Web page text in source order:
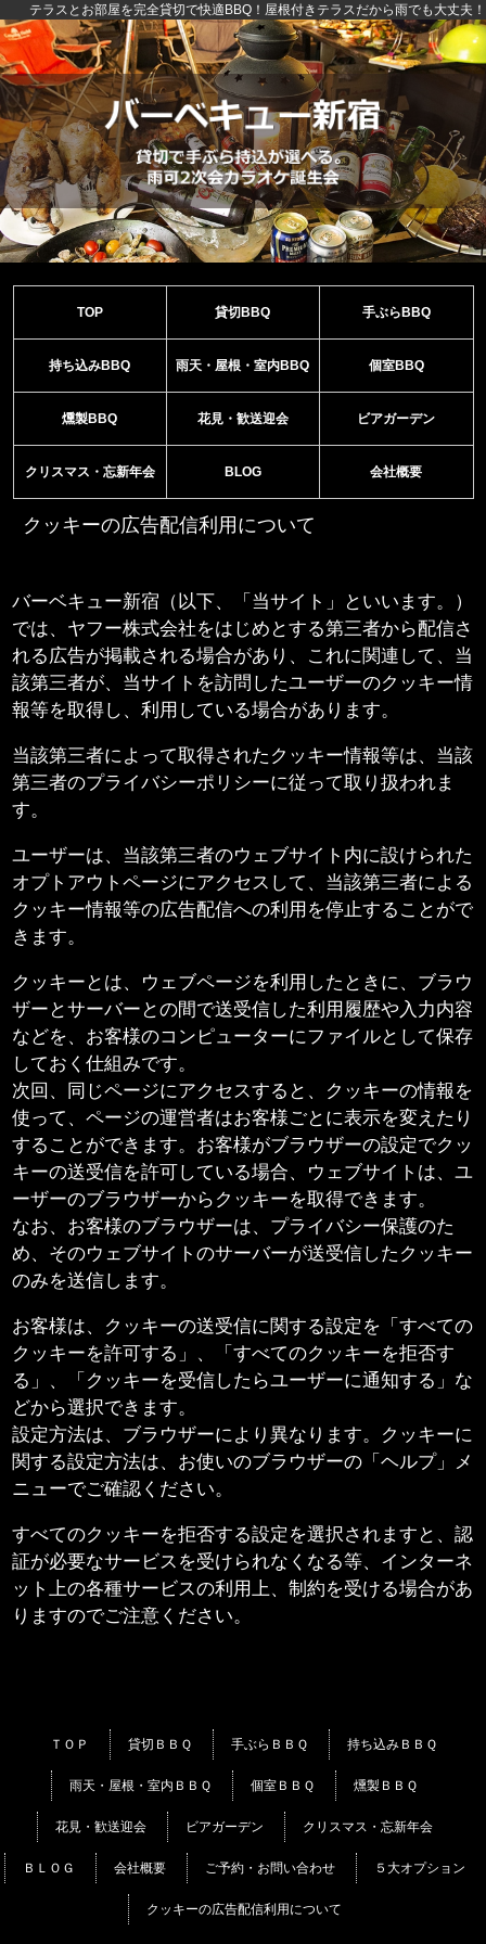
テラスとお部屋を完全貸切で快適BBQ！屋根付きテラスだから雨でも大丈夫！
TOP 貸切BBQ 手ぶらBBQ
持ち込みBBQ 雨天・屋根・室内BBQ 個室BBQ
燻製BBQ 花見・歓送迎会 ビアガーデン
クリスマス・忘新年会 BLOG 会社概要
クッキーの広告配信利用について
バーベキュー新宿（以下、「当サイト」といいます。）
では、ヤフー株式会社をはじめとする第三者から配信さ
れる広告が掲載される場合があり、これに関連して、当
該第三者が、当サイトを訪問したユーザーのクッキー情
報等を取得し、利用している場合があります。
当該第三者によって取得されたクッキー情報等は、当該
第三者のプライバシーポリシーに従って取り扱われま
す。
ユーザーは、当該第三者のウェブサイト内に設けられた
オプトアウトページにアクセスして、当該第三者による
クッキー情報等の広告配信への利用を停止することがで
きます。
クッキーとは、ウェブページを利用したときに、ブラウ
ザーとサーバーとの間で送受信した利用履歴や入力内容
などを、お客様のコンピューターにファイルとして保存
しておく仕組みです。
次回、同じページにアクセスすると、クッキーの情報を
使って、ページの運営者はお客様ごとに表示を変えたり
することができます。お客様がブラウザーの設定でクッ
キーの送受信を許可している場合、ウェブサイトは、ユ
ーザーのブラウザーからクッキーを取得できます。
なお、お客様のブラウザーは、プライバシー保護のた
め、そのウェブサイトのサーバーが送受信したクッキー
のみを送信します。
お客様は、クッキーの送受信に関する設定を「すべての
クッキーを許可する」、「すべてのクッキーを拒否す
る」、「クッキーを受信したらユーザーに通知する」な
どから選択できます。
設定方法は、ブラウザーにより異なります。クッキーに
関する設定方法は、お使いのブラウザーの「ヘルプ」メ
ニューでご確認ください。
すべてのクッキーを拒否する設定を選択されますと、認
証が必要なサービスを受けられなくなる等、インターネ
ット上の各種サービスの利用上、制約を受ける場合があ
りますのでご注意ください。
ＴＯＰ 貸切ＢＢＱ 手ぶらＢＢＱ 持ち込みＢＢＱ
雨天・屋根・室内ＢＢＱ 個室ＢＢＱ 燻製ＢＢＱ
花見・歓送迎会 ビアガーデン クリスマス・忘新年会
ＢＬＯＧ 会社概要 ご予約・お問い合わせ ５大オプション
クッキーの広告配信利用について